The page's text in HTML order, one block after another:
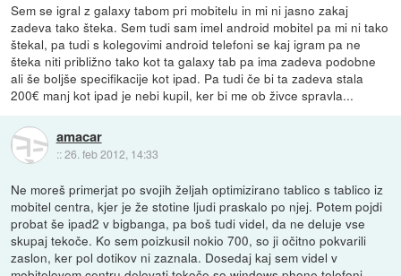
Sem se igral z galaxy tabom pri mobitelu in mi ni jasno zakaj
zadeva tako šteka. Sem tudi sam imel android mobitel pa mi ni tako
štekal, pa tudi s kolegovimi android telefoni se kaj igram pa ne
šteka niti približno tako kot ta galaxy tab pa ima zadeva podobne
ali še boljše specifikacije kot ipad. Pa tudi če bi ta zadeva stala
200€ manj kot ipad je nebi kupil, ker bi me ob živce spravla...
amacar
::26. feb 2012, 14:33
Ne moreš primerjat po svojih željah optimizirano tablico s tablico iz
mobitel centra, kjer je že stotine ljudi praskalo po njej. Potem pojdi
probat še ipad2 v bigbanga, pa boš tudi videl, da ne deluje vse
skupaj tekoče. Ko sem poizkusil nokio 700, so ji očitno pokvarili
zaslon, ker pol dotikov ni zaznala. Dosedaj kaj sem videl v